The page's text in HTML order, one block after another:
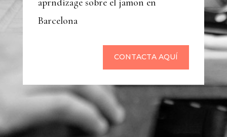
aprndizage sobre el jamon en
Barcelona
CONTACTA AQUÍ